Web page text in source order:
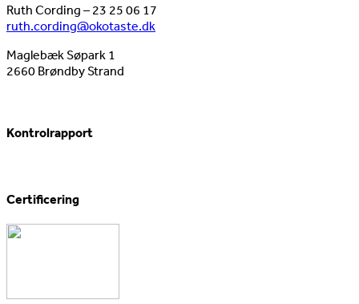
Ruth Cording – 23 25 06 17
ruth.cording@okotaste.dk
Maglebæk Søpark 1
2660 Brøndby Strand
Kontrolrapport
Certificering